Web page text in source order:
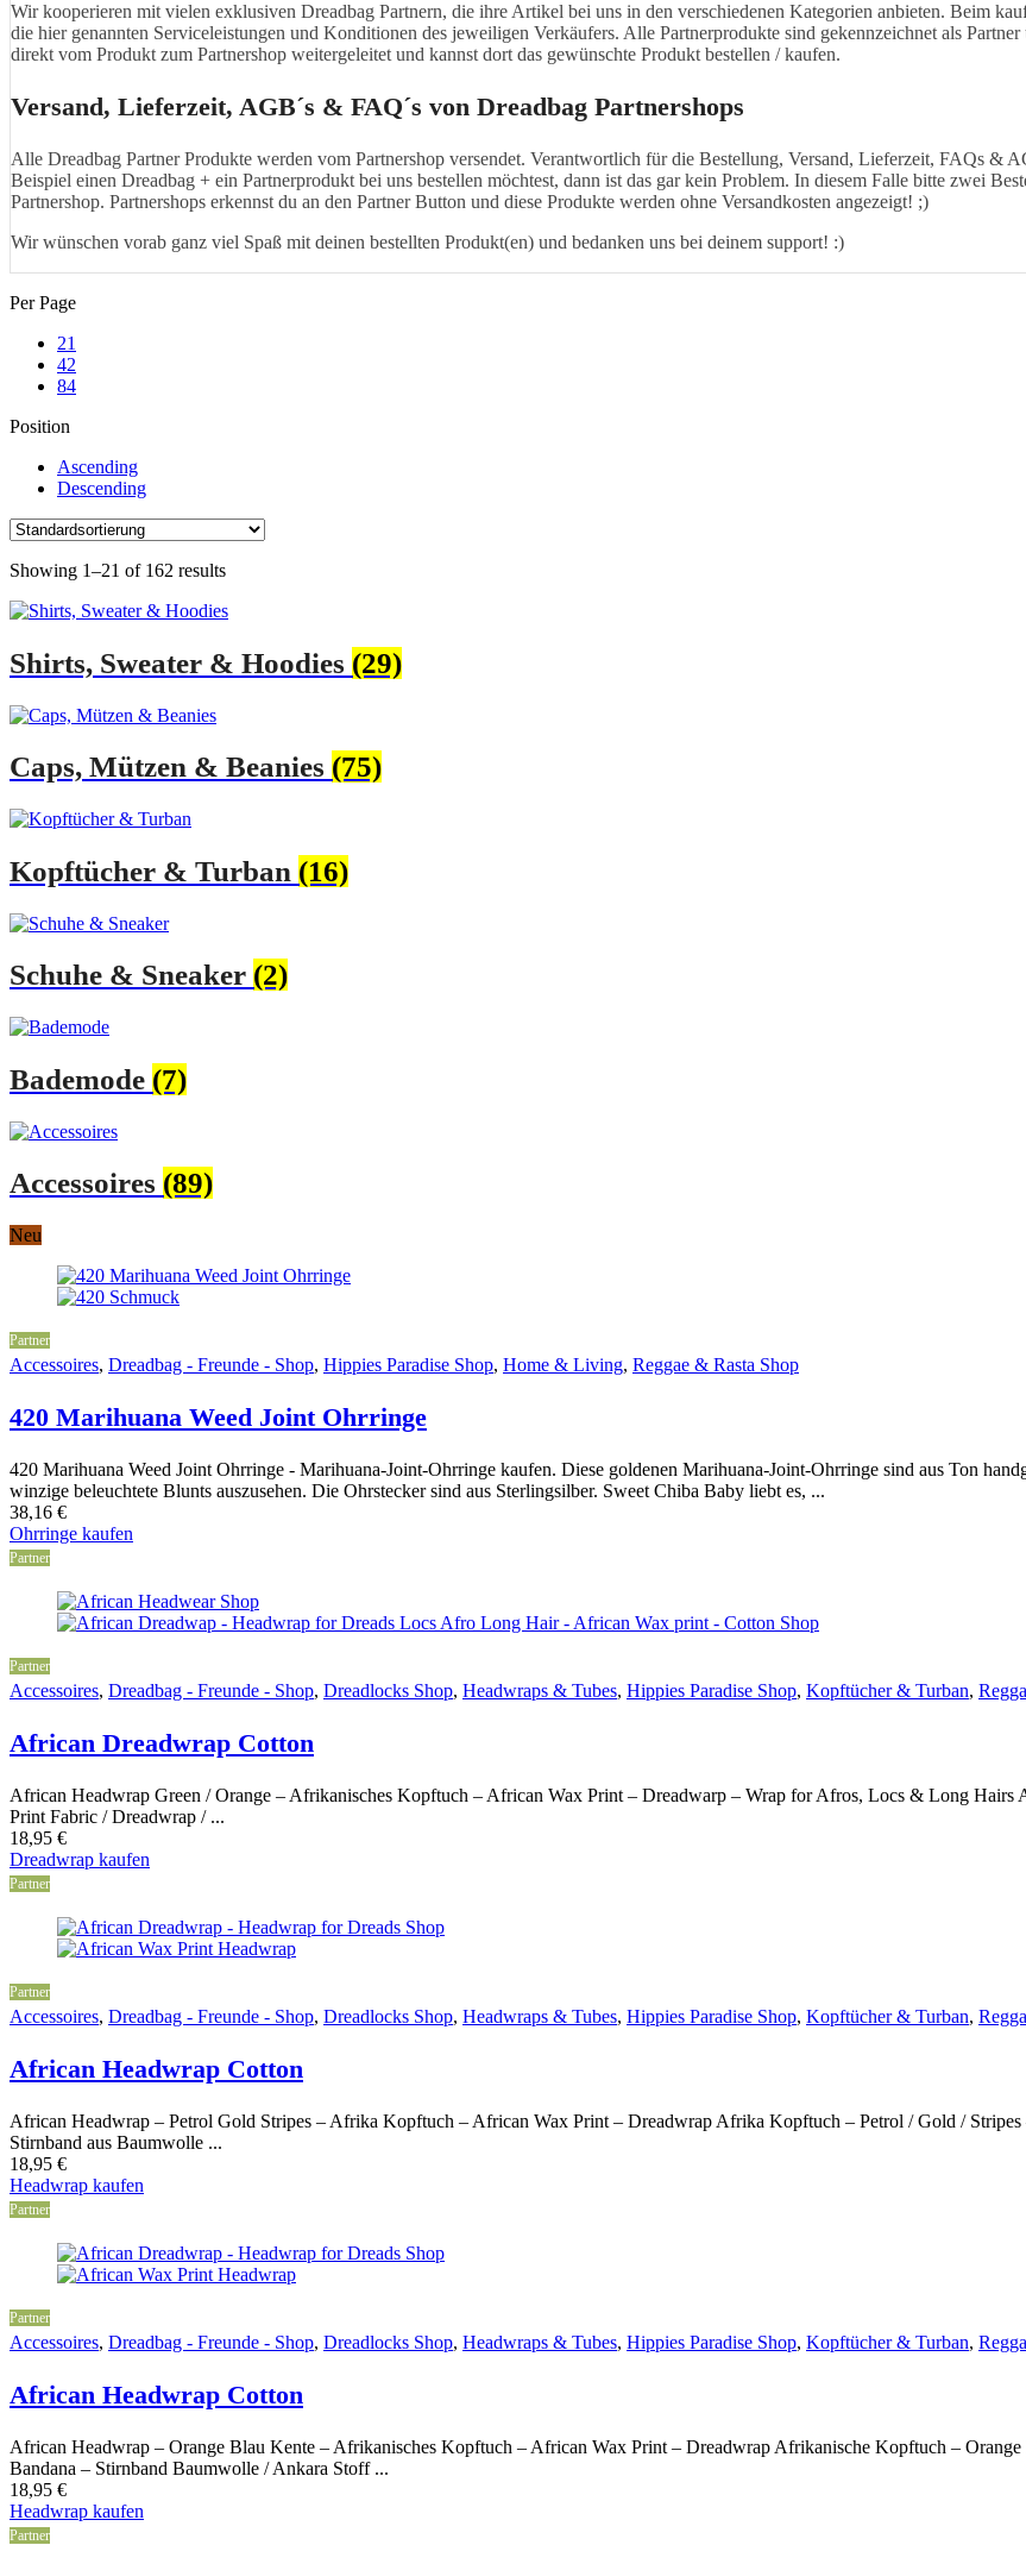
Wir kooperieren mit vielen exklusiven Dreadbag Partnern, die ihre Artikel bei uns in den verschiedenen Kategorien anbieten. Beim
die hier genannten Serviceleistungen und Konditionen des jeweiligen Verkäufers. Alle Partnerprodukte sind gekennzeichnet als
direkt vom Produkt zum Partnershop weitergeleitet und kannst dort das gewünschte Produkt bestellen / kaufen.
Versand, Lieferzeit, AGB´s & FAQ´s von Dreadbag Partnershops
Alle Dreadbag Partner Produkte werden vom Partnershop versendet. Verantwortlich für die Bestellung, Versand, Lieferzeit, FAQs &
Beispiel einen Dreadbag + ein Partnerprodukt bei uns bestellen möchtest, dann ist das gar kein Problem. In diesem Falle bitte zwei
Partnershop. Partnershops erkennst du an den Partner Button und diese Produkte werden ohne Versandkosten angezeigt! ;)
Wir wünschen vorab ganz viel Spaß mit deinen bestellten Produkt(en) und bedanken uns bei deinem support! :)
Per Page
21
42
84
Position
Ascending
Descending
Showing 1–21 of 162 results
Shirts, Sweater & Hoodies (29)
Caps, Mützen & Beanies (75)
Kopftücher & Turban (16)
Schuhe & Sneaker (2)
Bademode (7)
Accessoires (89)
Neu
Partner
Accessoires, Dreadbag - Freunde - Shop, Hippies Paradise Shop, Home & Living, Reggae & Rasta Shop
420 Marihuana Weed Joint Ohrringe
420 Marihuana Weed Joint Ohrringe - Marihuana-Joint-Ohrringe kaufen. Diese goldenen Marihuana-Joint-Ohrringe sind aus Ton
winzige beleuchtete Blunts auszusehen. Die Ohrstecker sind aus Sterlingsilber. Sweet Chiba Baby liebt es, ...
38,16 €
Ohrringe kaufen
Partner
Partner
Accessoires, Dreadbag - Freunde - Shop, Dreadlocks Shop, Headwraps & Tubes, Hippies Paradise Shop, Kopftücher & Turban,
African Dreadwrap Cotton
African Headwrap Green / Orange – Afrikanisches Kopftuch – African Wax Print – Dreadwarp – Wrap for Afros, Locs & Long
Print Fabric / Dreadwrap / ...
18,95 €
Dreadwrap kaufen
Partner
Partner
Accessoires, Dreadbag - Freunde - Shop, Dreadlocks Shop, Headwraps & Tubes, Hippies Paradise Shop, Kopftücher & Turban,
African Headwrap Cotton
African Headwrap – Petrol Gold Stripes – Afrika Kopftuch – African Wax Print – Dreadwrap Afrika Kopftuch – Petrol / Gold /
Stirnband aus Baumwolle ...
18,95 €
Headwrap kaufen
Partner
Partner
Accessoires, Dreadbag - Freunde - Shop, Dreadlocks Shop, Headwraps & Tubes, Hippies Paradise Shop, Kopftücher & Turban,
African Headwrap Cotton
African Headwrap – Orange Blau Kente – Afrikanisches Kopftuch – African Wax Print – Dreadwrap Afrikanische Kopftuch –
Bandana – Stirnband Baumwolle / Ankara Stoff ...
18,95 €
Headwrap kaufen
Partner